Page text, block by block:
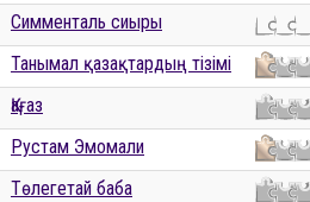
Симменталь сиыры
Танымал қазақтардың тізімі
Қағаз
Рустам Эмомали
Төлегетай баба